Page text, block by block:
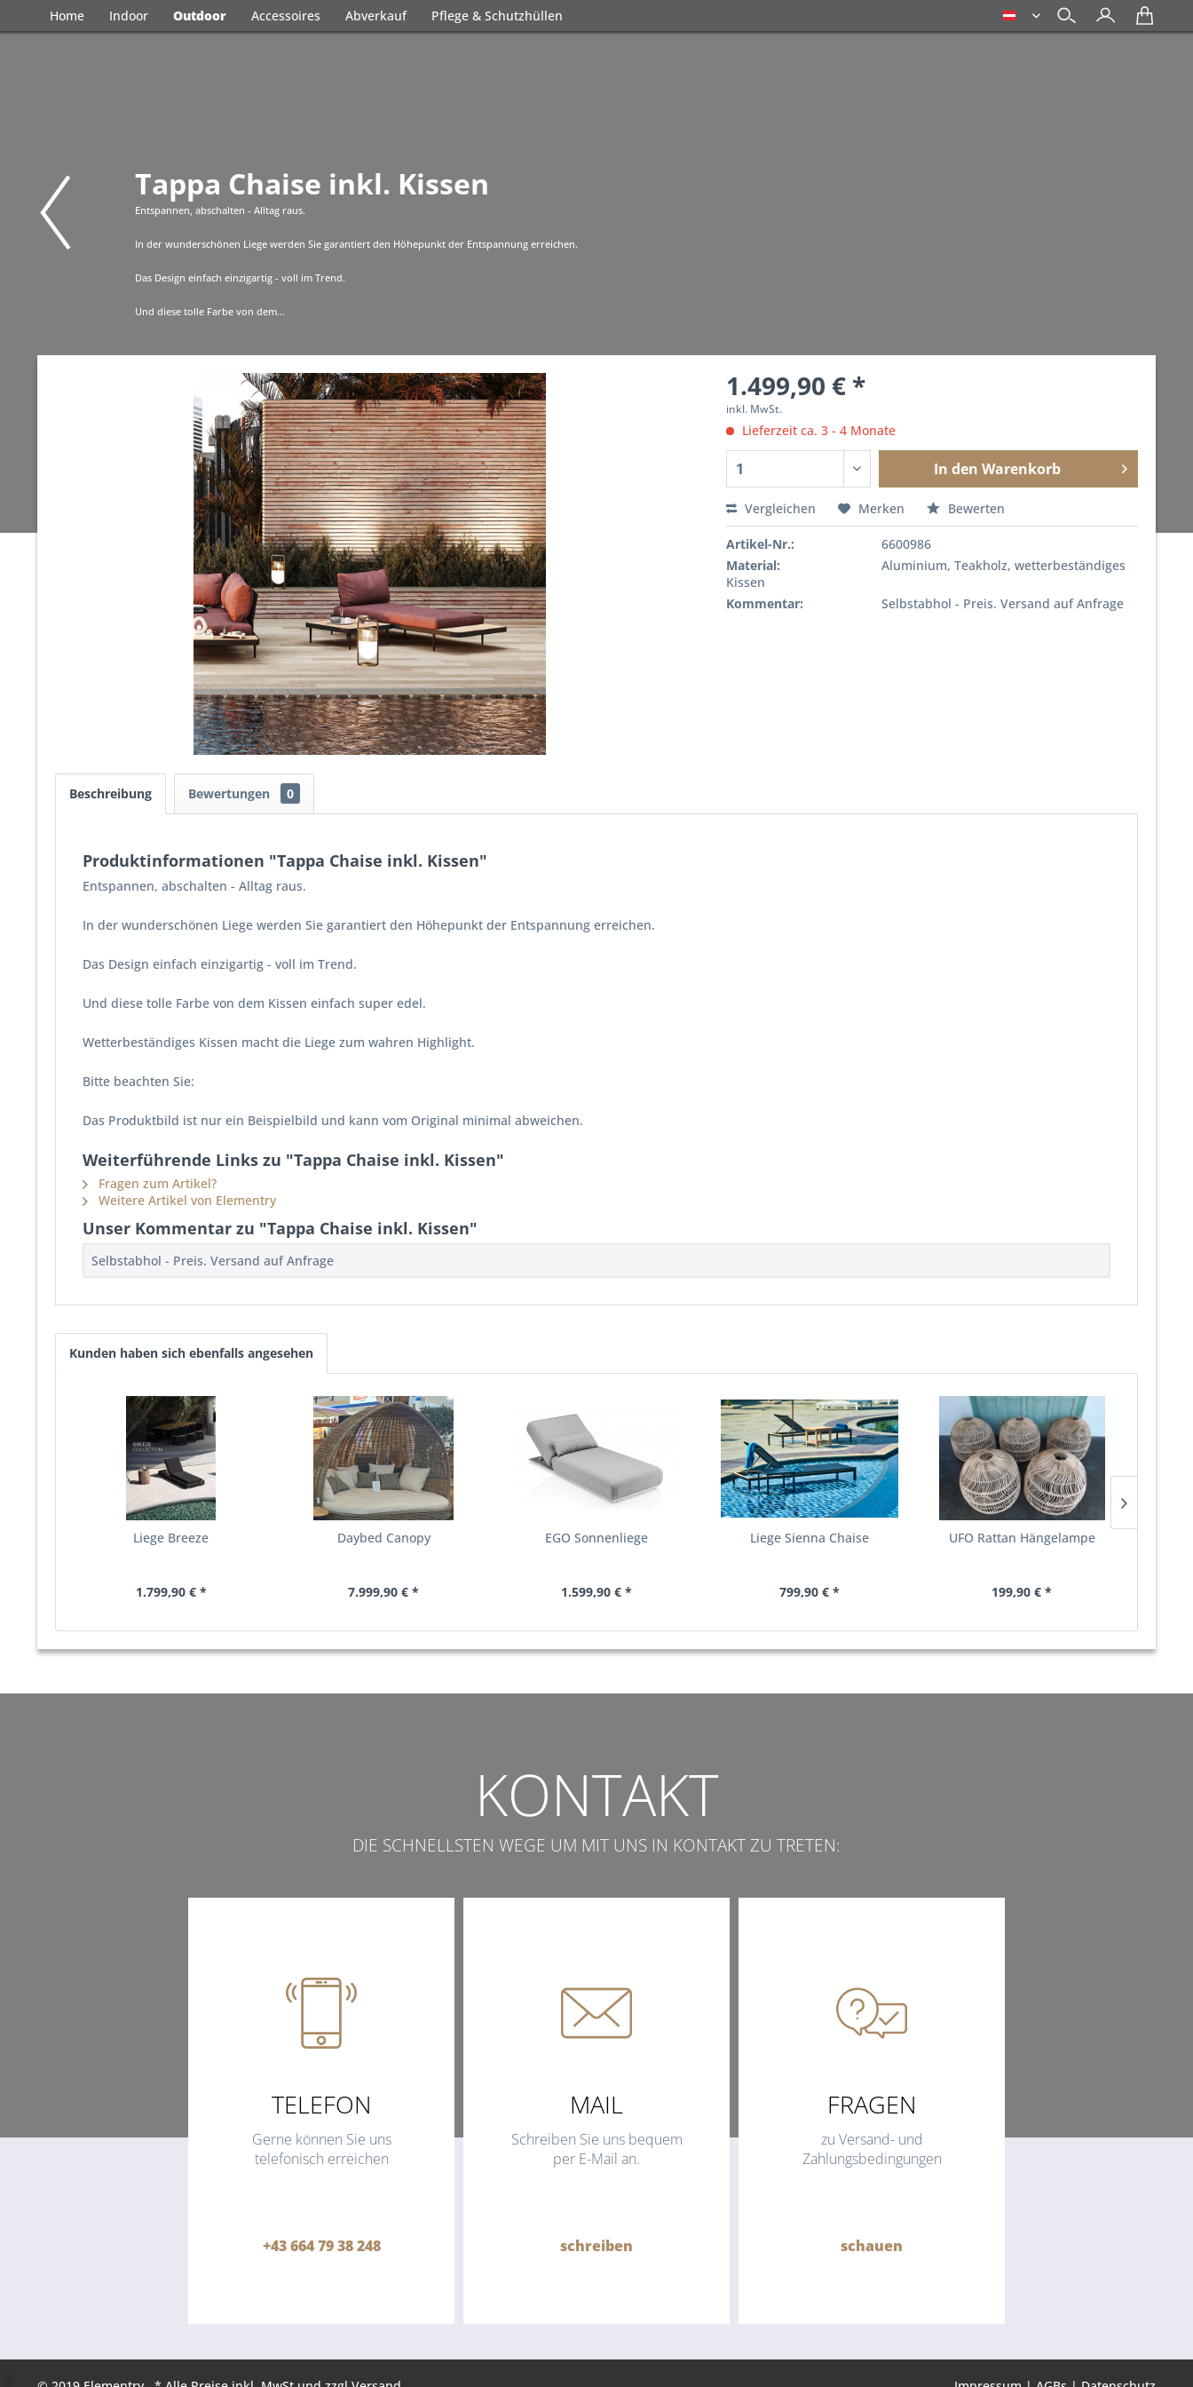
deutsch
Home Indoor Outdoor Accessoires Abverkauf Pflege & Schutzhüllen
Tappa Chaise inkl. Kissen
Entspannen, abschalten - Alltag raus.
In der wunderschönen Liege werden Sie garantiert den Höhepunkt der Entspannung erreichen.
Das Design einfach einzigartig - voll im Trend.
Und diese tolle Farbe von dem...
1.499,90 € *
inkl. MwSt.
Lieferzeit ca. 3 - 4 Monate
In den Warenkorb
Vergleichen Merken Bewerten
Artikel-Nr.:
6600986
Material:
Aluminium, Teakholz, wetterbeständiges
Kissen
Kommentar:
Selbstabhol - Preis. Versand auf Anfrage
Beschreibung Bewertungen 0
Produktinformationen "Tappa Chaise inkl. Kissen"
Entspannen, abschalten - Alltag raus.
In der wunderschönen Liege werden Sie garantiert den Höhepunkt der Entspannung erreichen.
Das Design einfach einzigartig - voll im Trend.
Und diese tolle Farbe von dem Kissen einfach super edel.
Wetterbeständiges Kissen macht die Liege zum wahren Highlight.
Bitte beachten Sie:
Das Produktbild ist nur ein Beispielbild und kann vom Original minimal abweichen.
Weiterführende Links zu "Tappa Chaise inkl. Kissen"
Fragen zum Artikel?
Weitere Artikel von Elementry
Unser Kommentar zu "Tappa Chaise inkl. Kissen"
Selbstabhol - Preis. Versand auf Anfrage
Kunden haben sich ebenfalls angesehen
Liege Breeze
1.799,90 € *
Daybed Canopy
7.999,90 € *
EGO Sonnenliege
1.599,90 € *
Liege Sienna Chaise
799,90 € *
UFO Rattan Hängelampe
199,90 € *
KONTAKT
DIE SCHNELLSTEN WEGE UM MIT UNS IN KONTAKT ZU TRETEN:
TELEFON
Gerne können Sie uns
telefonisch erreichen
+43 664 79 38 248
MAIL
Schreiben Sie uns bequem
per E-Mail an.
schreiben
FRAGEN
zu Versand- und
Zahlungsbedingungen
schauen